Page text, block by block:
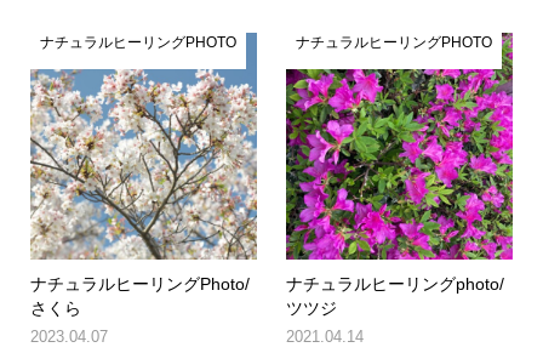
ナチュラルヒーリングPHOTO
ナチュラルヒーリングPhoto/
さくら
2023.04.07
ナチュラルヒーリングPHOTO
ナチュラルヒーリングphoto/
ツツジ
2021.04.14